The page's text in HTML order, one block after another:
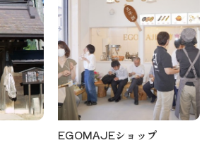
EGOMAJEショップ